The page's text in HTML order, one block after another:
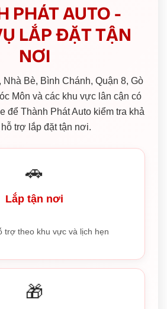
PHÁT AUTO -
LẮP ĐẶT TẬN
NƠI
Nhà Bè, Bình Chánh, Quận 8, Gò
Môn và các khu vực lân cận có
để Thành Phát Auto kiểm tra khả
trợ lắp đặt tận nơi.
🚗
Lắp tận nơi
trợ theo khu vực và lịch hẹn
🎁